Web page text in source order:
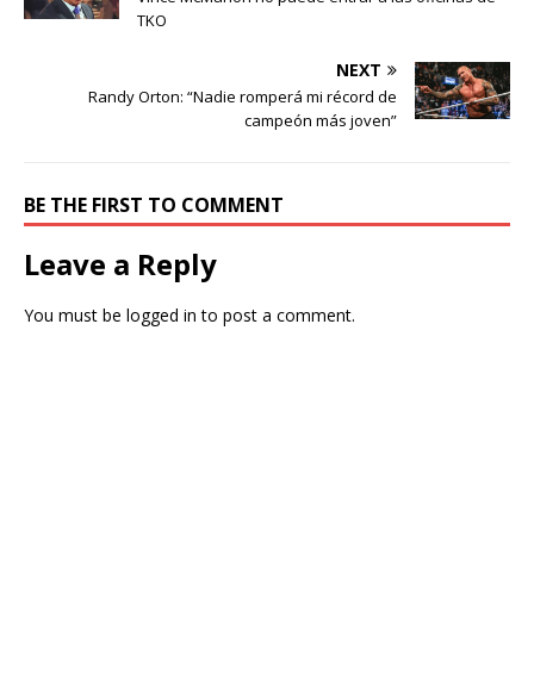
TKO
NEXT
Randy Orton: “Nadie romperá mi récord de
campeón más joven”
BE THE FIRST TO COMMENT
Leave a Reply
You must be logged in to post a comment.